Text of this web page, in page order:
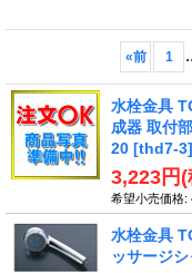
«前 1
水栓金具
成器 取付
20 [thd7-3]
3,223円 (
希望小売価格:
水栓金具
ッサージ